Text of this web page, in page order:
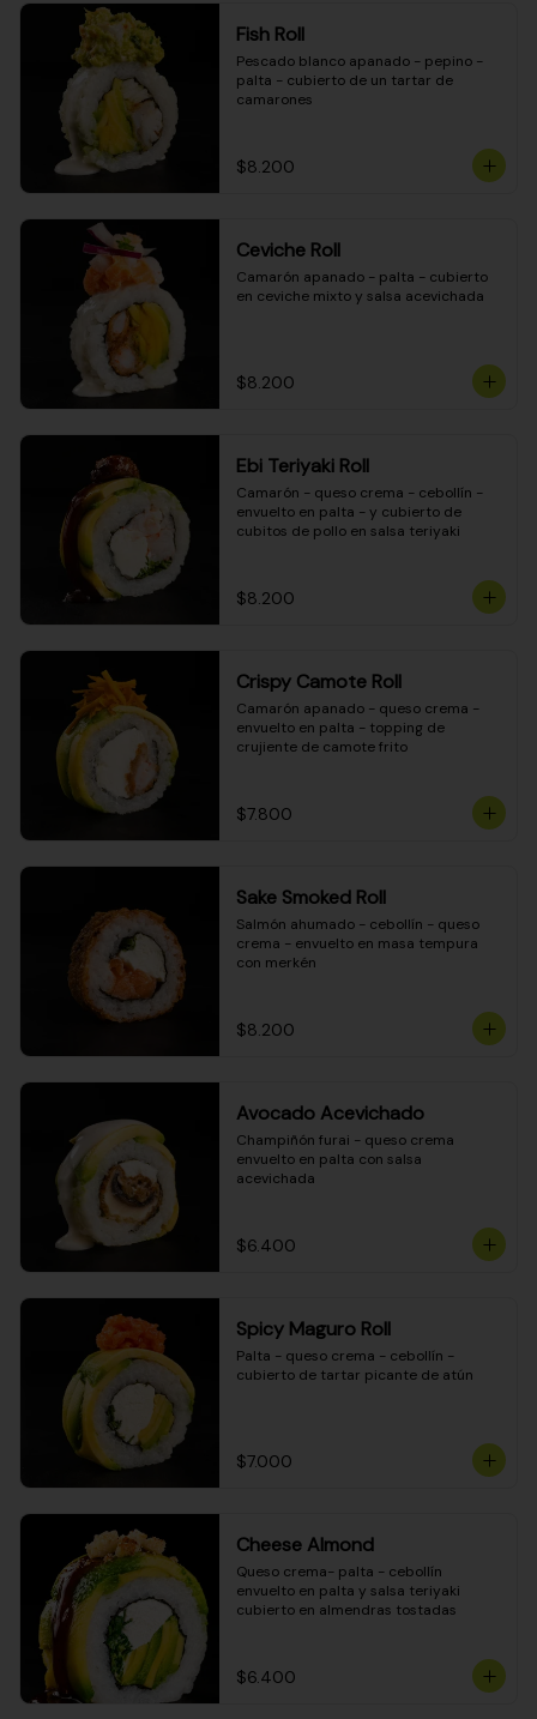
Fish Roll
Pescado blanco apanado - pepino -
palta - cubierto de un tartar de
camarones
$8.200
Ceviche Roll
Camarón apanado - palta - cubierto
en ceviche mixto y salsa acevichada
$8.200
Ebi Teriyaki Roll
Camarón - queso crema - cebollín -
envuelto en palta - y cubierto de
cubitos de pollo en salsa teriyaki
$8.200
Crispy Camote Roll
Camarón apanado - queso crema -
envuelto en palta - topping de
crujiente de camote frito
$7.800
Sake Smoked Roll
Salmón ahumado - cebollín - queso
crema - envuelto en masa tempura
con merkén
$8.200
Avocado Acevichado
Champiñón furai - queso crema
envuelto en palta con salsa
acevichada
$6.400
Spicy Maguro Roll
Palta - queso crema - cebollín -
cubierto de tartar picante de atún
$7.000
Cheese Almond
Queso crema- palta - cebollín
envuelto en palta y salsa teriyaki
cubierto en almendras tostadas
$6.400